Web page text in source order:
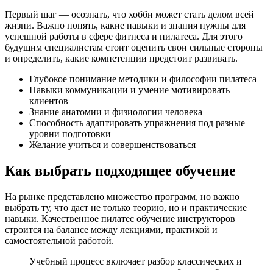
Первый шаг — осознать, что хобби может стать делом всей
жизни. Важно понять, какие навыки и знания нужны для
успешной работы в сфере фитнеса и пилатеса. Для этого
будущим специалистам стоит оценить свои сильные стороны
и определить, какие компетенции предстоит развивать.
Глубокое понимание методики и философии пилатеса
Навыки коммуникации и умение мотивировать
клиентов
Знание анатомии и физиологии человека
Способность адаптировать упражнения под разные
уровни подготовки
Желание учиться и совершенствоваться
Как выбрать подходящее обучение
На рынке представлено множество программ, но важно
выбрать ту, что даст не только теорию, но и практические
навыки. Качественное пилатес обучение инструкторов
строится на балансе между лекциями, практикой и
самостоятельной работой.
Учебный процесс включает разбор классических и